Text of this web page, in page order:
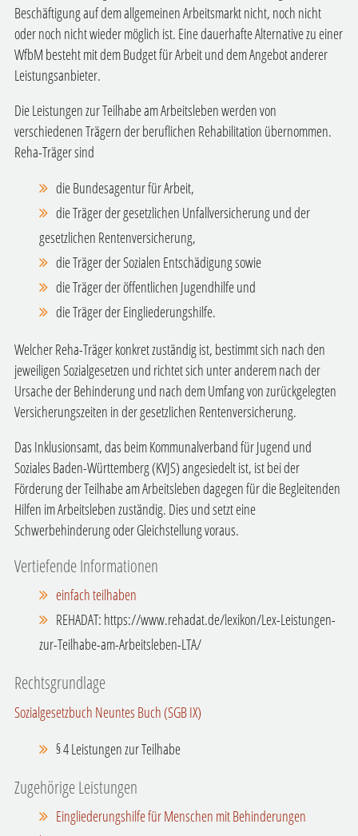
Beschäftigung auf dem allgemeinen Arbeitsmarkt nicht, noch nicht
oder noch nicht wieder möglich ist. Eine dauerhafte Alternative zu einer
WfbM besteht mit dem Budget für Arbeit und dem Angebot anderer
Leistungsanbieter.
Die Leistungen zur Teilhabe am Arbeitsleben werden von
verschiedenen Trägern der beruflichen Rehabilitation übernommen.
Reha-Träger sind
die Bundesagentur für Arbeit,
die Träger der gesetzlichen Unfallversicherung und der
gesetzlichen Rentenversicherung,
die Träger der Sozialen Entschädigung sowie
die Träger der öffentlichen Jugendhilfe und
die Träger der Eingliederungshilfe.
Welcher Reha-Träger konkret zuständig ist, bestimmt sich nach den
jeweiligen Sozialgesetzen und richtet sich unter anderem nach der
Ursache der Behinderung und nach dem Umfang von zurückgelegten
Versicherungszeiten in der gesetzlichen Rentenversicherung.
Das Inklusionsamt, das beimKommunalverband für Jugend und
Soziales Baden-Württemberg (KVJS)angesiedelt ist, ist bei der
Förderung der Teilhabe am Arbeitsleben dagegen für die Begleitenden
Hilfen im Arbeitsleben zuständig. Dies undsetzt eine
Schwerbehinderung oder Gleichstellung voraus.
Vertiefende Informationen
einfach teilhaben
REHADAT: https://www.rehadat.de/lexikon/Lex-Leistungen-
zur-Teilhabe-am-Arbeitsleben-LTA/
Rechtsgrundlage
Sozialgesetzbuch Neuntes Buch (SGB IX)
§ 4 Leistungen zur Teilhabe
Zugehörige Leistungen
Eingliederungshilfe für Menschen mit Behinderungen